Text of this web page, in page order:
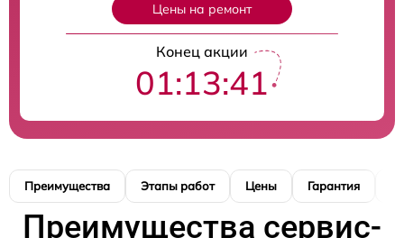
Цены на ремонт
Конец акции
01:13:40
Преимущества Этапы работ Цены Гарантия
Преимущества сервис-